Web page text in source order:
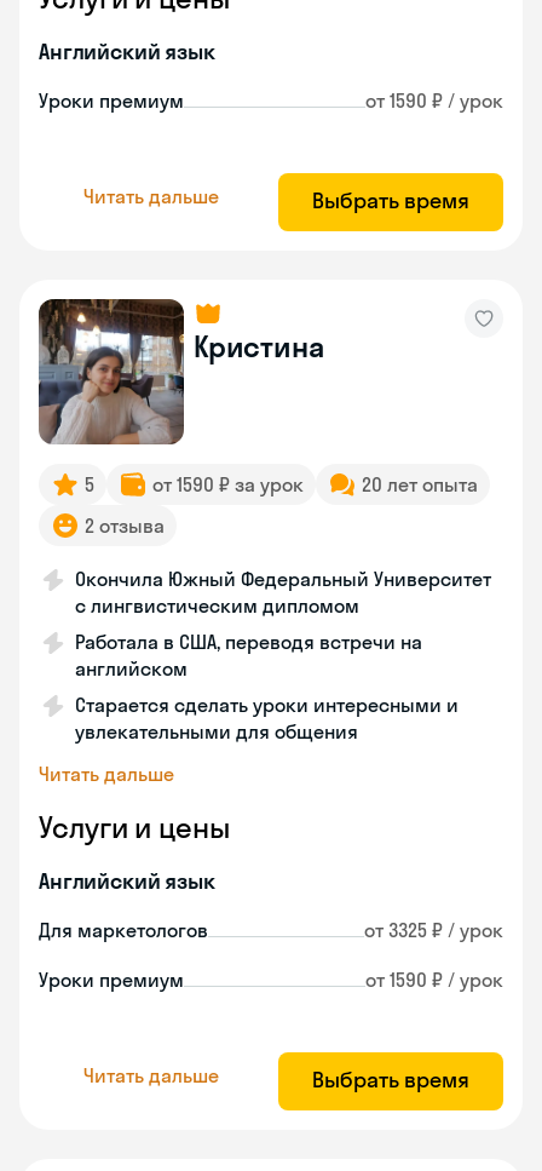
Английский язык
Уроки премиум от 1590 ₽ / урок
Читать дальше Выбрать время
Кристина
5 от 1590 ₽ за урок
20 лет опыта
2 отзыва
Окончила Южный Федеральный Университет
с лингвистическим дипломом
Работала в США, переводя встречи на
английском
Старается сделать уроки интересными и
увлекательными для общения
Читать дальше
Услуги и цены
Английский язык
Для маркетологов от 3325 ₽ / урок
Уроки премиум от 1590 ₽ / урок
Читать дальше Выбрать время